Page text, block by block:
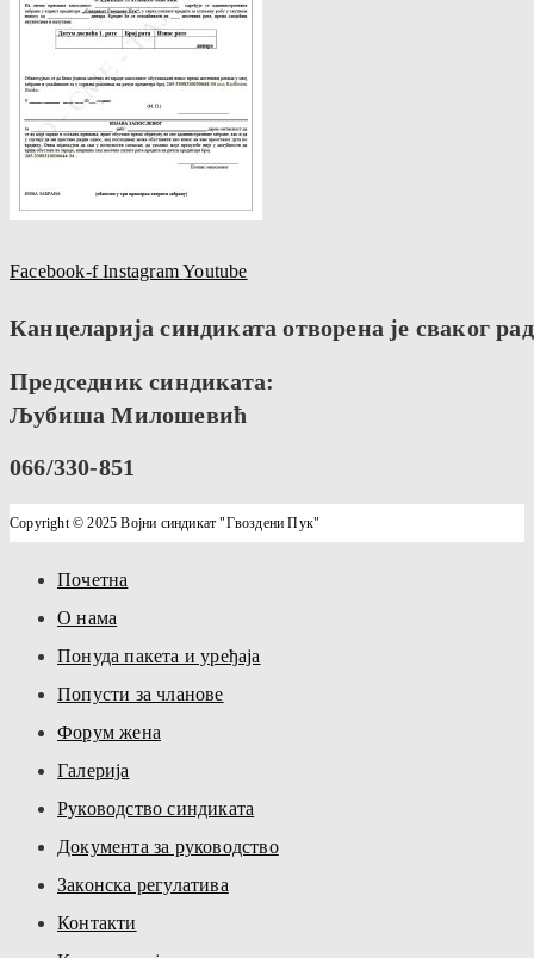
Facebook-f InstagramYoutube
Канцеларија синдиката отворена је сваког
Председник синдиката:
Љубиша Милошевић
066/330-851
Copyright © 2025 Војни синдикат "Гвоздени Пук"
Почетна
О нама
Понуда пакета и уређаја
Попусти за чланове
Форум жена
Галерија
Руководство синдиката
Документа за руководство
Законска регулатива
Контакти